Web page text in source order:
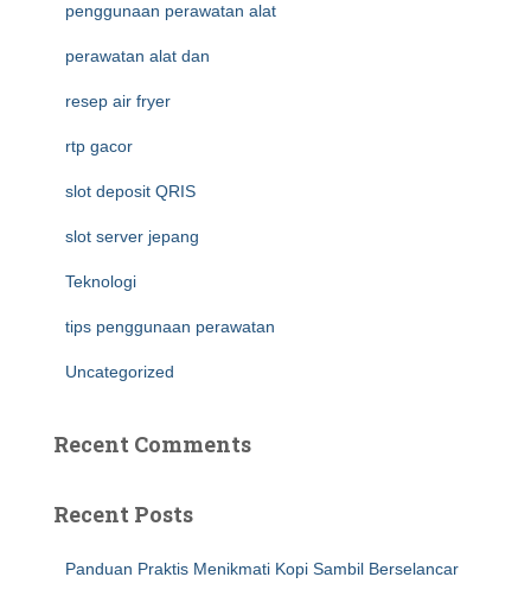
penggunaan perawatan alat
perawatan alat dan
resep air fryer
rtp gacor
slot deposit QRIS
slot server jepang
Teknologi
tips penggunaan perawatan
Uncategorized
Recent Comments
Recent Posts
Panduan Praktis Menikmati Kopi Sambil Berselancar